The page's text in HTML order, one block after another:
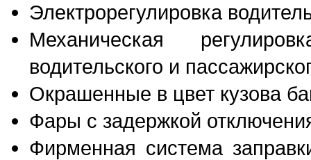
Электрорегулировка
Механическая
водительского и
Окрашенные в цвет кузова
Фары с задержкой
Фирменная система